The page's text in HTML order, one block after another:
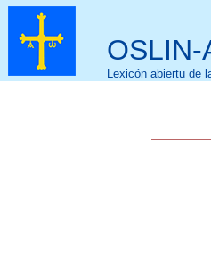
OSLIN-
Lexicón abiertu de